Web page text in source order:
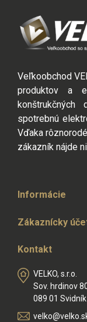
Veľkoobchod
produktov a
spotrebnú
Vďaka
zákazník nájde
Informácie
Zákaznícky
Kontakt
VELKO, s.r.o.
Sov. hrdinov
089 01 Svidník